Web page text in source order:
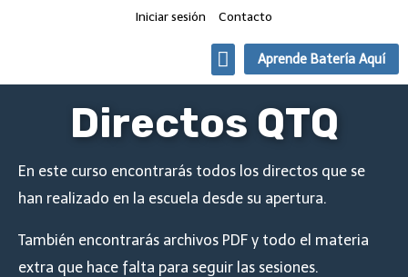
Iniciar sesión Contacto
Aprende Batería Aquí
Directos QTQ
En este curso encontrarás todos los directos que se
han realizado en la escuela desde su apertura.
También encontrarás archivos PDF y todo el materia
extra que hace falta para seguir las sesiones.